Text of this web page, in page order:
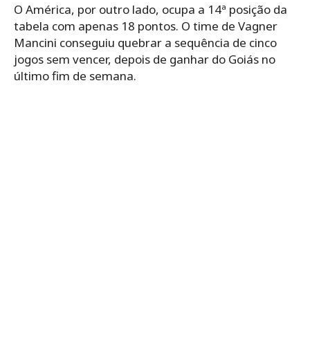
O América, por outro lado, ocupa a 14ª posição da
tabela com apenas 18 pontos. O time de Vagner
Mancini conseguiu quebrar a sequência de cinco
jogos sem vencer, depois de ganhar do Goiás no
último fim de semana.